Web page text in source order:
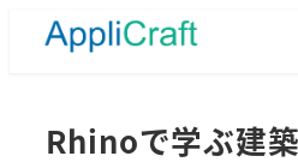
Rhinoで学ぶ建